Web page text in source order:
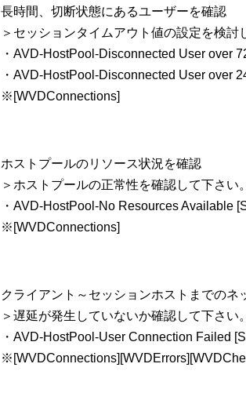
長時間、切断状態にあるユーザーを確認
＞セッションタイムアウト値の設定を検討
・AVD-HostPool-Disconnected User over
・AVD-HostPool-Disconnected User over
※[WVDConnections]
ホストプールのリソース状況を確認
＞ホストプールの正常性を確認して下さい
・AVD-HostPool-No Resources Available
※[WVDConnections]
クライアント～セッションホストまでのネ
＞遅延が発生していないか確認して下さい
・AVD-HostPool-User Connection Failed